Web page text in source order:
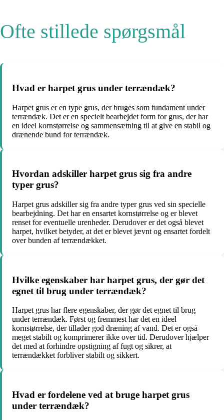
Ofte stillede spørgsmål
Hvad er harpet grus under terrændæk?
Harpet grus er en type grus, der bruges som fundament under
terrændæk. Det er en specielt bearbejdet form for grus, der har
en ideel kornstørrelse og sammensætning til at give en stabil og
drænende bund for terrændæk.
Hvordan adskiller harpet grus sig fra andre
typer grus?
Harpet grus adskiller sig fra andre typer grus ved sin specielle
bearbejdning. Det har en ensartet kornstørrelse og er blevet
renset for eventuelle urenheder. Derudover er det også blevet
harpet, hvilket betyder, at det er blevet jævnt og ensartet fordelt
over bunden af terrændækket.
Hvilke egenskaber har harpet grus, der gør det
egnet til brug under terrændæk?
Harpet grus har flere egenskaber, der gør det egnet til brug
under terrændæk. Først og fremmest har det en ideel
kornstørrelse, der tillader god dræning af vand. Det er også
meget stabilt og komprimerer ikke over tid. Derudover hjælper
det med at forhindre opstigning af fugt og sikrer, at
terrændækket forbliver stabilt og sikkert.
Hvad er fordelene ved at bruge harpet grus
under terrændæk?